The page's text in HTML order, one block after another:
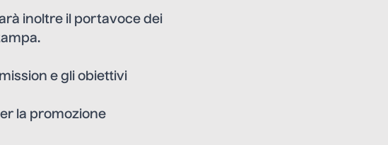
inoltre il portavoce dei
e gli obiettivi
la promozione